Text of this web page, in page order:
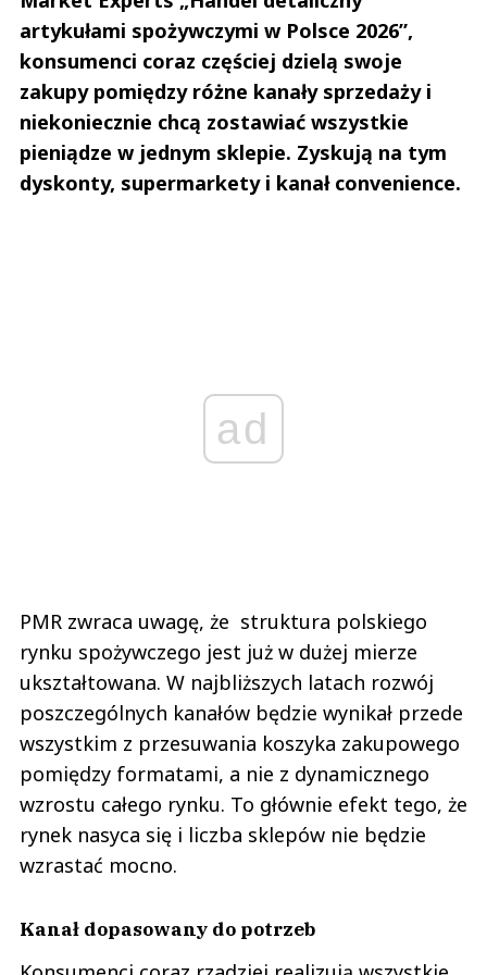
Prześlij komentarz
artykułami spożywczymi w Polsce 2026”,
konsumenci coraz częściej dzielą swoje
zakupy pomiędzy różne kanały sprzedaży i
niekoniecznie chcą zostawiać wszystkie
pieniądze w jednym sklepie. Zyskują na tym
dyskonty, supermarkety i kanał convenience.
ad
PMR zwraca uwagę, że struktura polskiego
rynku spożywczego jest już w dużej mierze
ukształtowana. W najbliższych latach rozwój
poszczególnych kanałów będzie wynikał przede
wszystkim z przesuwania koszyka zakupowego
pomiędzy formatami, a nie z dynamicznego
wzrostu całego rynku. To głównie efekt tego, że
rynek nasyca się i liczba sklepów nie będzie
wzrastać mocno.
Kanał dopasowany do potrzeb